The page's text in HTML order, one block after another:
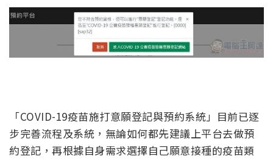
「COVID-19疫苗施打意願登記與預約系統」目前已逐
步完善流程及系統，無論如何都先建議上平台去做預
約登記，再根據自身需求選擇自己願意接種的疫苗類